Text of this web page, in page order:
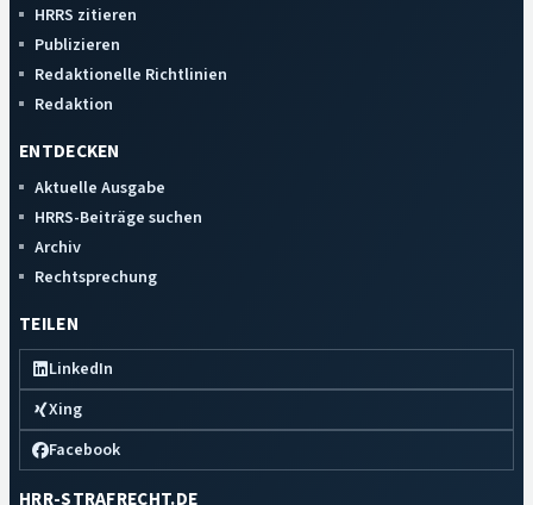
HRRS zitieren
Publizieren
Redaktionelle Richtlinien
Redaktion
ENTDECKEN
Aktuelle Ausgabe
HRRS-Beiträge suchen
Archiv
Rechtsprechung
TEILEN
LinkedIn
Xing
Facebook
HRR-STRAFRECHT.DE